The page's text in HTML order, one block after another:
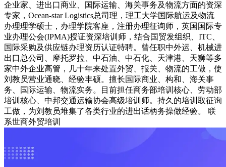
企业家、进出口商业、国际运输、海关事务及物流方面的资深
专家，Ocean-star Logistics总司理，理工大学国际航运及物流
办理理学硕士，办理学院客座，注册办理征询师，英国国际专
业办理公会(IPMA)授证资深培训师，结合国贸发组织、ITC、
国际采购及供应链办理资历认证特聘。曾任职中外运、机械进
出口总公司、摩托罗拉、中石油、中石化、天津港、天狮等多
家中外企业高管，几十年来处置外贸、报关、物流的工做，使
刘教员营业通晓、经验丰硕。擅长国际商业、构和、海关事
务、国际运输、物流实务。目前担任商务部培训核心、劳动部
培训核心、中邦交通运输协会高级培训师。持久的培训取征询
工做，为刘教员堆集了各类行业的进出话柄务操做经验。 联
系世商外贸培训